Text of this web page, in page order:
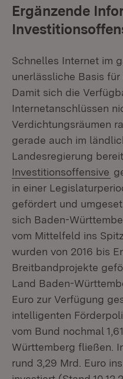
Ergänzende
Schnelles Internet im
unerlässliche Basis
Damit sich die
Internetanschlüssen
Verdichtungsräumen
gerade auch im
Landesregierung
Investitionsoffensive
in einer
gefördert und
sich Baden-
vom Mittelfeld ins
wurden von 2016 bis
Breitbandprojekte
Land Baden-
Euro zur Verfügung
intelligenten
vom Bund nochmal
Württemberg fließen.
rund 3,29 Mrd. Euro